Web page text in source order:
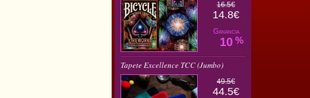
16.5€
14.8€
Ganancia
10 %
Tapete Excellence TCC (Jumbo)
49.5€
44.5€